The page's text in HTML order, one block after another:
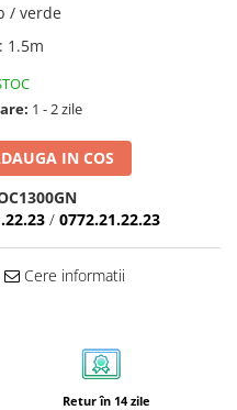
/ verde
1.5m
1 - 2 zile
IN COS
/ 0772.21.22.23
Cere informatii
Retur în 14 zile